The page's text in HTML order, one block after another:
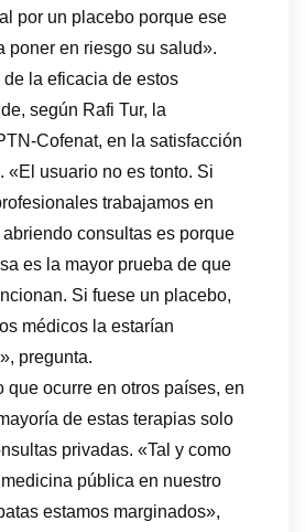
por un placebo porque ese
poner en riesgo su salud».
de la eficacia de estos
según Rafi Tur, la
Cofenat, en la satisfacción
«El usuario no es tonto. Si
trabajamos en
consultas es porque
es la mayor prueba de que
Si fuese un placebo,
médicos la estarían
pregunta.
que ocurre en otros países, en
de estas terapias solo
privadas. «Tal y como
pública en nuestro
estamos marginados»,